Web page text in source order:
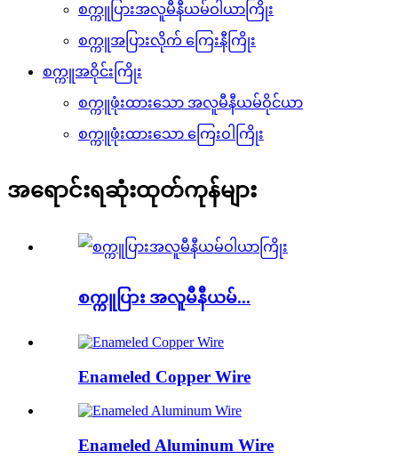
စက္ကူပြားအလူမီနီယမ်ဝါယာကြိုး
စက္ကူအပြားလိုက် ကြေးနီကြိုး
စက္ကူအဝိုင်းကြိုး
စက္ကူဖုံးထားသော အလူမီနီယမ်ဝိုင်ယာ
စက္ကူဖုံးထားသော ကြေးဝါကြိုး
အရောင်းရဆုံးထုတ်ကုန်များ
စက္ကူပြား အလူမီနီယမ်...
Enameled Copper Wire
Enameled Aluminum Wire